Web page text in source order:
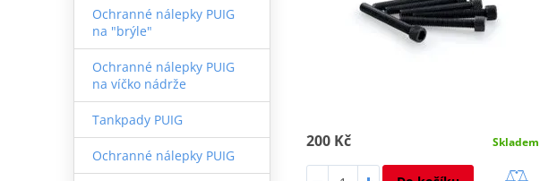
Ochranné nálepky PUIG
na "brýle"
Ochranné nálepky PUIG
na víčko nádrže
Tankpady PUIG
Ochranné nálepky PUIG
200 Kč Skladem